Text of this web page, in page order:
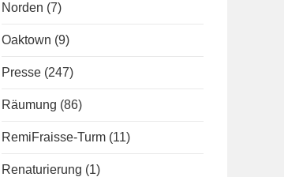
Norden (7)
Oaktown (9)
Presse (247)
Räumung (86)
RemiFraisse-Turm (11)
Renaturierung (1)